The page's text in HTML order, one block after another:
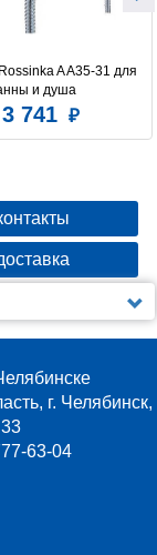
A A35-31 для
и душа
3 741
г. Челябинск,
63-04